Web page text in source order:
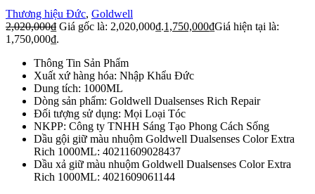
Thương hiệu Đức, Goldwell
2,020,000₫ Giá gốc là: 2,020,000₫.1,750,000₫Giá hiện tại là:
1,750,000₫.
Thông Tin Sản Phẩm
Xuất xứ hàng hóa: Nhập Khẩu Đức
Dung tích: 1000ML
Dòng sản phẩm: Goldwell Dualsenses Rich Repair
Đối tượng sử dụng: Mọi Loại Tóc
NKPP: Công ty TNHH Sáng Tạo Phong Cách Sống
Dầu gội giữ màu nhuộm Goldwell Dualsenses Color Extra
Rich 1000ML: 40211609028437
Dầu xả giữ màu nhuộm Goldwell Dualsenses Color Extra
Rich 1000ML: 4021609061144